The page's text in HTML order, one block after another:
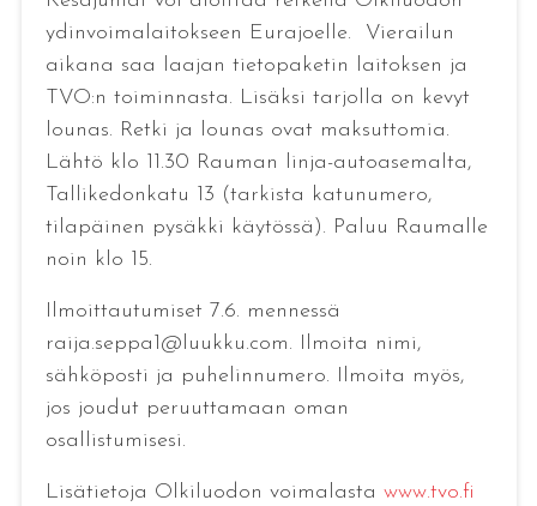
ydinvoimalaitokseen Eurajoelle. Vierailun
aikana saa laajan tietopaketin laitoksen ja
TVO:n toiminnasta. Lisäksi tarjolla on kevyt
lounas. Retki ja lounas ovat maksuttomia.
Lähtö klo 11.30 Rauman linja-autoasemalta,
Tallikedonkatu 13 (tarkista katunumero,
tilapäinen pysäkki käytössä). Paluu Raumalle
noin klo 15.
Ilmoittautumiset 7.6. mennessä
raija.seppa1@luukku.com. Ilmoita nimi,
sähköposti ja puhelinnumero. Ilmoita myös,
jos joudut peruuttamaan oman
osallistumisesi.
Lisätietoja Olkiluodon voimalasta www.tvo.fi